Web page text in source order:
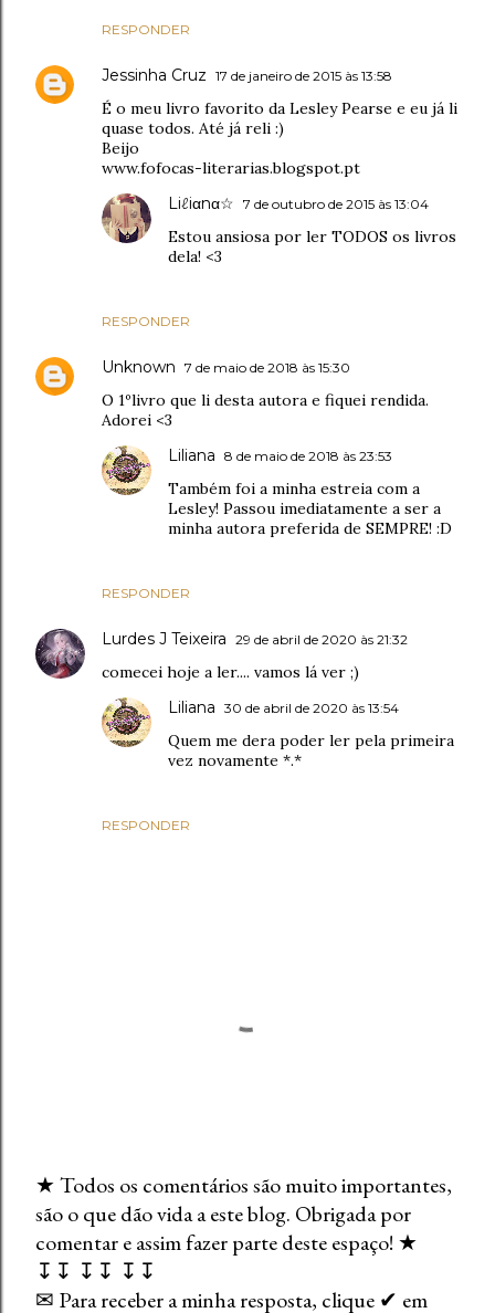
RESPONDER
Jessinha Cruz 17 de janeiro de 2015 às 13:58
É o meu livro favorito da Lesley Pearse e eu já li
quase todos. Até já reli :)
Beijo
www.fofocas-literarias.blogspot.pt
RESPONDER
Liℓiαnα☆ 7 de outubro de 2015 às 13:04
Estou ansiosa por ler TODOS os livros
dela! <3
Unknown 7 de maio de 2018 às 15:30
O 1ºlivro que li desta autora e fiquei rendida.
Adorei <3
RESPONDER
Liliana 8 de maio de 2018 às 23:53
Também foi a minha estreia com a
Lesley! Passou imediatamente a ser a
minha autora preferida de SEMPRE! :D
Lurdes J Teixeira 29 de abril de 2020 às 21:32
comecei hoje a ler.... vamos lá ver ;)
RESPONDER
Liliana 30 de abril de 2020 às 13:54
Quem me dera poder ler pela primeira
vez novamente *.*
E
n
v
i
★ Todos os comentários são muito importantes,
são o que dão vida a este blog. Obrigada por
comentar e assim fazer parte deste espaço! ★
↧↧ ↧↧ ↧↧
✉ Para receber a minha resposta, clique ✔ em